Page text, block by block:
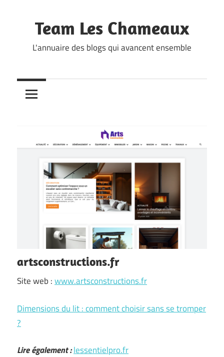
contentTeam Les Chameaux
L'annuaire des blogs qui avancent ensemble
artsconstructions.fr
Site web :www.artsconstructions.fr
Dimensions du lit : comment choisir sans se tromper
?
Lire également :lessentielpro.fr